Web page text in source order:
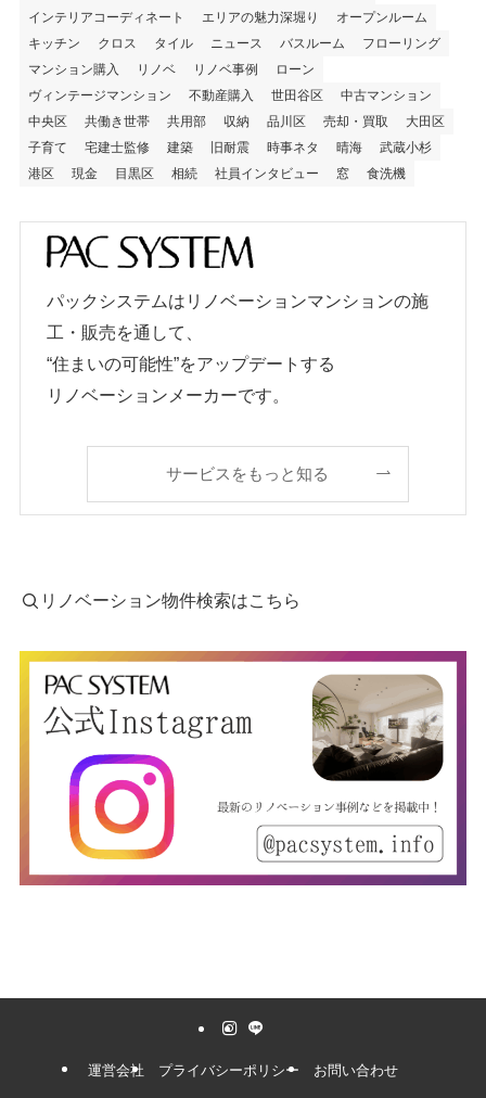
インテリアコーディネート
エリアの魅力深堀り
オープンルーム
キッチン
クロス タイル ニュース バスルーム
フローリング
マンション購入
リノベ リノベ事例
ローン
ヴィンテージマンション
不動産購入 世田谷区
中古マンション
中央区
共働き世帯 共用部 収納 品川区 売却・買取
大田区
子育て
宅建士監修 建築 旧耐震 時事ネタ 晴海
武蔵小杉
港区
現金 目黒区 相続 社員インタビュー 窓 食洗機
パックシステムはリノベーションマンションの施
工・販売を通して、
“住まいの可能性”をアップデートする
リノベーションメーカーです。
サービスをもっと知る
リノベーション物件検索はこちら
運営会社 プライバシーポリシー お問い合わせ